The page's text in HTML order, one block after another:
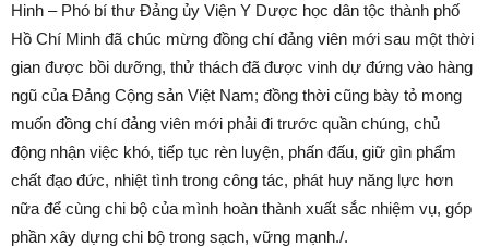
Hinh – Phó bí thư Đảng ủy Viện Y Dược học dân tộc thành phố
Hồ Chí Minh đã chúc mừng đồng chí đảng viên mới sau một thời
gian được bồi dưỡng, thử thách đã được vinh dự đứng vào hàng
ngũ của Đảng Cộng sản Việt Nam; đồng thời cũng bày tỏ mong
muốn đồng chí đảng viên mới phải đi trước quần chúng, chủ
động nhận việc khó, tiếp tục rèn luyện, phấn đấu, giữ gìn phẩm
chất đạo đức, nhiệt tình trong công tác, phát huy năng lực hơn
nữa để cùng chi bộ của mình hoàn thành xuất sắc nhiệm vụ, góp
phần xây dựng chi bộ trong sạch, vững mạnh./.